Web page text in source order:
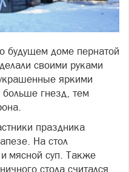
будущем доме пернатой
своими руками
яркими
гнезд, тем
праздника
На стол
и мясной суп. Также
стола считался